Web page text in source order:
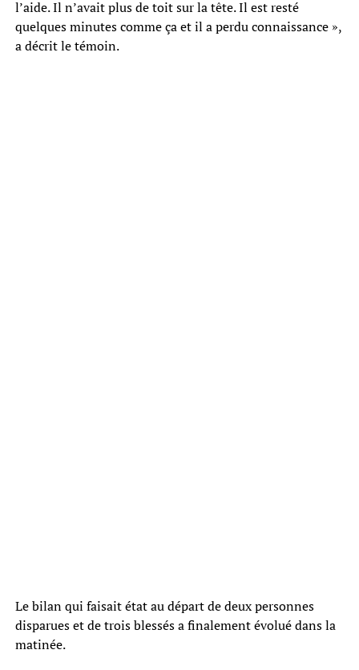
l’aide. Il n’avait plus de toit sur la tête. Il est resté
quelques minutes comme ça et il a perdu connaissance »,
a décrit le témoin.
Le bilan qui faisait état au départ de deux personnes
disparues et de trois blessés a finalement évolué dans la
matinée.